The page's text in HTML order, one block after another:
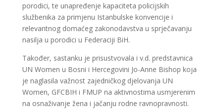
porodici, te unapređenje kapaciteta policijskih
službenika za primjenu Istanbulske konvencije i
relevantnog domaćeg zakonodavstva u sprječavanju
nasilja u porodici u Federaciji BiH.
Također, sastanku je prisustvovala i v.d. predstavnica
UN Women u Bosni i Hercegovini Jo-Anne Bishop koja
je naglasila važnost zajedničkog djelovanja UN
Women, GFCBIH i FMUP na aktivnostima usmjerenim
na osnaživanje žena i jačanju rodne ravnopravnosti.